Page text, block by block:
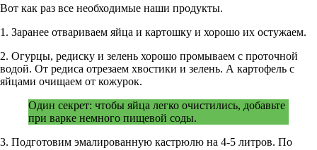
Вот как раз все необходимые наши продукты.
1. Заранее отвариваем яйца и картошку и хорошо их остужаем.
2. Огурцы, редиску и зелень хорошо промываем с проточной
водой. От редиса отрезаем хвостики и зелень. А картофель с
яйцами очищаем от кожурок.
Один секрет: чтобы яйца легко очистились, добавьте
при варке немного пищевой соды.
3. Подготовим эмалированную кастрюлю на 4-5 литров. По